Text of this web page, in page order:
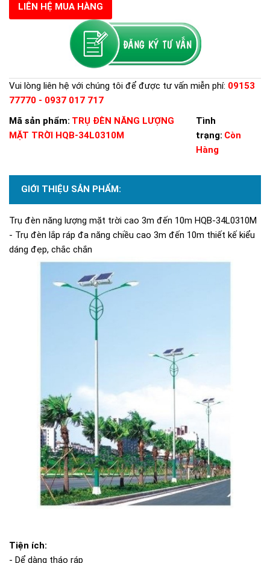
LIÊN HỆ MUA HÀNG
Vui lòng liên hệ với chúng tôi để được tư vấn miễn phí: 09153
77770 - 0937 017 717
Mã sản phẩm: TRỤ ĐÈN NĂNG LƯỢNG
MẶT TRỜI HQB-34L0310M
Tình
trạng: Còn
Hàng
GIỚI THIỆU SẢN PHẨM:
Trụ đèn năng lượng mặt trời cao 3m đến 10m HQB-34L0310M
- Trụ đèn lắp ráp đa năng chiều cao 3m đến 10m thiết kế kiểu
dáng đẹp, chắc chắn
Tiện ích:
- Dể dàng tháo ráp